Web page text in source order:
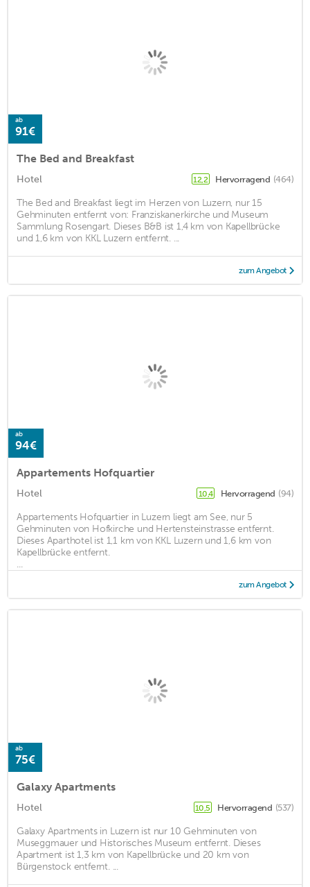
ab
91€
The Bed and Breakfast
Hotel 12,2 Hervorragend (464)
The Bed and Breakfast liegt im Herzen von Luzern, nur 15
Gehminuten entfernt von: Franziskanerkirche und Museum
Sammlung Rosengart. Dieses B&B ist 1,4 km von Kapellbrücke
und 1,6 km von KKL Luzern entfernt. ...
zum Angebot
ab
94€
Appartements Hofquartier
Hotel 10,4 Hervorragend (94)
Appartements Hofquartier in Luzern liegt am See, nur 5
Gehminuten von Hofkirche und Hertensteinstrasse entfernt.
Dieses Aparthotel ist 1,1 km von KKL Luzern und 1,6 km von
Kapellbrücke entfernt.
...
zum Angebot
ab
75€
Galaxy Apartments
Hotel 10,5 Hervorragend (537)
Galaxy Apartments in Luzern ist nur 10 Gehminuten von
Museggmauer und Historisches Museum entfernt. Dieses
Apartment ist 1,3 km von Kapellbrücke und 20 km von
Bürgenstock entfernt. ...